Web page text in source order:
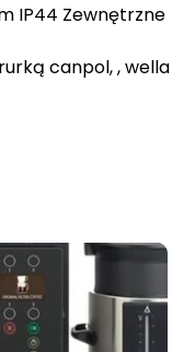
IP44 Zewnętrzne
canpol, , wella